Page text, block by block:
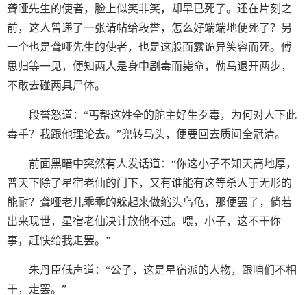
聋哑先生的使者，脸上似笑非笑，却早已死了。还在片刻之
前，这人曾递了一张请帖给段誉，怎么好端端地便死了？另
一个也是聋哑先生的使者，也是这般面露诡异笑容而死。傅
思归等一见，便知两人是身中剧毒而毙命，勒马退开两步，
不敢去碰两具尸体。
段誉怒道：“丐帮这姓全的舵主好生歹毒，为何对人下此
毒手？我跟他理论去。”兜转马头，便要回去质问全冠清。
前面黑暗中突然有人发话道：“你这小子不知天高地厚，
普天下除了星宿老仙的门下，又有谁能有这等杀人于无形的
能耐？聋哑老儿乖乖的躲起来做缩头乌龟，那便罢了，倘若
出来现世，星宿老仙决计放他不过。喂，小子，这不干你
事，赶快给我走罢。”
朱丹臣低声道：“公子，这是星宿派的人物，跟咱们不相
干，走罢。”